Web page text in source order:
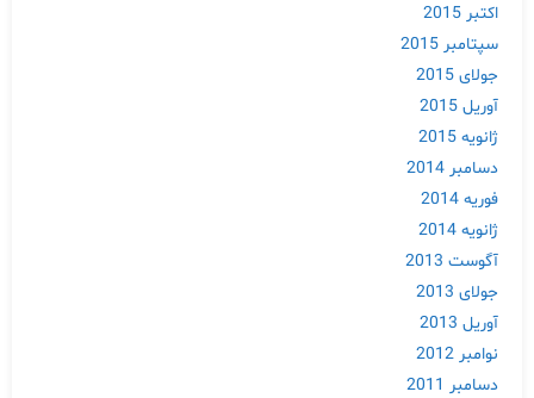
اکتبر 2015
سپتامبر 2015
جولای 2015
آوریل 2015
ژانویه 2015
دسامبر 2014
فوریه 2014
ژانویه 2014
آگوست 2013
جولای 2013
آوریل 2013
نوامبر 2012
دسامبر 2011